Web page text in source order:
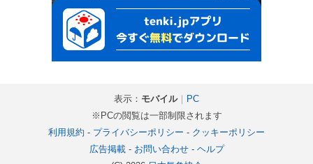
表示： モバイル｜ PC
※PCの閲覧は一部制限されます
利用規約 - プライバシーポリシー - クッキーポリシー
広告掲載- お問い合わせ- ヘルプ